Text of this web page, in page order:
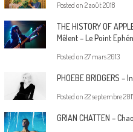
Posted on 2 août 2018
THE HISTORY OF
Mêlent – Le Point
Posted on 27 mars 2013
PHOEBE BRIDGERS –
Posted on 22 septembre
GRIAN CHATTEN –